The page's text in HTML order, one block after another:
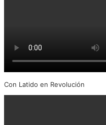
Con Latido en Revolución